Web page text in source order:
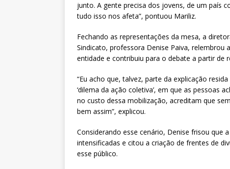
junto. A gente precisa dos jovens, de um país
tudo isso nos afeta”, pontuou Mariliz.
Fechando as representações da mesa, a
Sindicato, professora Denise Paiva,
entidade e contribuiu para o debate a partir de
“Eu acho que, talvez, parte da explicação
‘dilema da ação coletiva’, em que as pessoas
no custo dessa mobilização, acreditam que
bem assim”, explicou.
Considerando esse cenário, Denise frisou que
intensificadas e citou a criação de frentes de
esse público.